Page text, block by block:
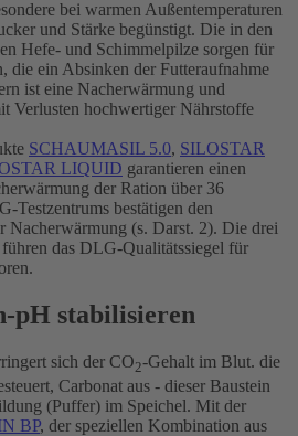
bei warmen Außentemperaturen
und Stärke begünstigt. Die in den
Hefe- und Schimmelpilze sorgen für
die ein Absinken der Futteraufnahme
ist eine Nacherwärmung und
Verlusten hochwertiger Nährstoffe
SCHAUMASIL 5.0, SILOSTAR
LIQUID garantieren einen
der Ration über 36
Testzentrums bestätigen den
Nacherwärmung (s. Darst. 2). Die drei
das DLG-Qualitätssiegel für
pH stabilisieren
sich der CO2-Gehalt im Blut. die
Carbonat aus - dieser Baustein
(Puffer) im Speichel. Mit der
BP, der speziellen Kombination aus